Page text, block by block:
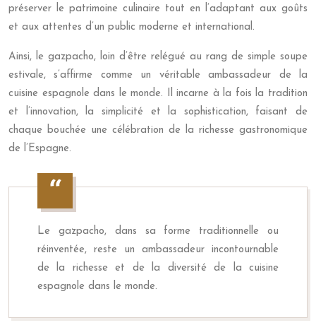
préserver le patrimoine culinaire tout en l’adaptant aux goûts
et aux attentes d’un public moderne et international.
Ainsi, le gazpacho, loin d’être relégué au rang de simple soupe
estivale, s’affirme comme un véritable ambassadeur de la
cuisine espagnole dans le monde. Il incarne à la fois la tradition
et l’innovation, la simplicité et la sophistication, faisant de
chaque bouchée une célébration de la richesse gastronomique
de l’Espagne.
Le gazpacho, dans sa forme traditionnelle ou
réinventée, reste un ambassadeur incontournable
de la richesse et de la diversité de la cuisine
espagnole dans le monde.